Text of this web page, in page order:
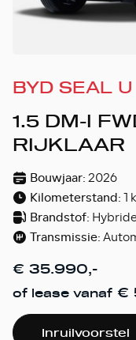
BYD SEAL U
1.5 DM-I
RIJKLAAR
Bouwjaar:2026
Kilometerstand:1
Brandstof:
Transmissie:
€ 35.990,-
of lease vanaf €
Inruilvoorstel